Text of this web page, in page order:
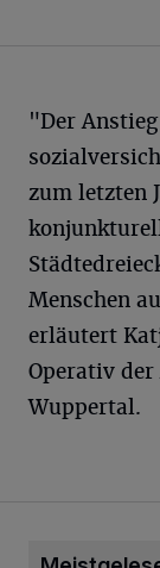
"Der
zum letzten
Menschen
erläutert
Operativ
Wuppertal.